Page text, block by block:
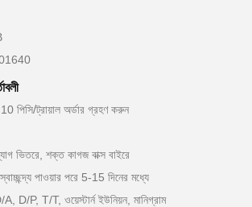
10 পিসি/ট্রায়াল অর্ডার গ্রহণ করুন
ভিতরে, শক্ত কাগজ বাক্স বাইরে
পাওয়ার পরে 5-15 দিনের মধ্যে
D/P, T/T, ওয়েস্টার্ন ইউনিয়ন, মানিগ্রাম